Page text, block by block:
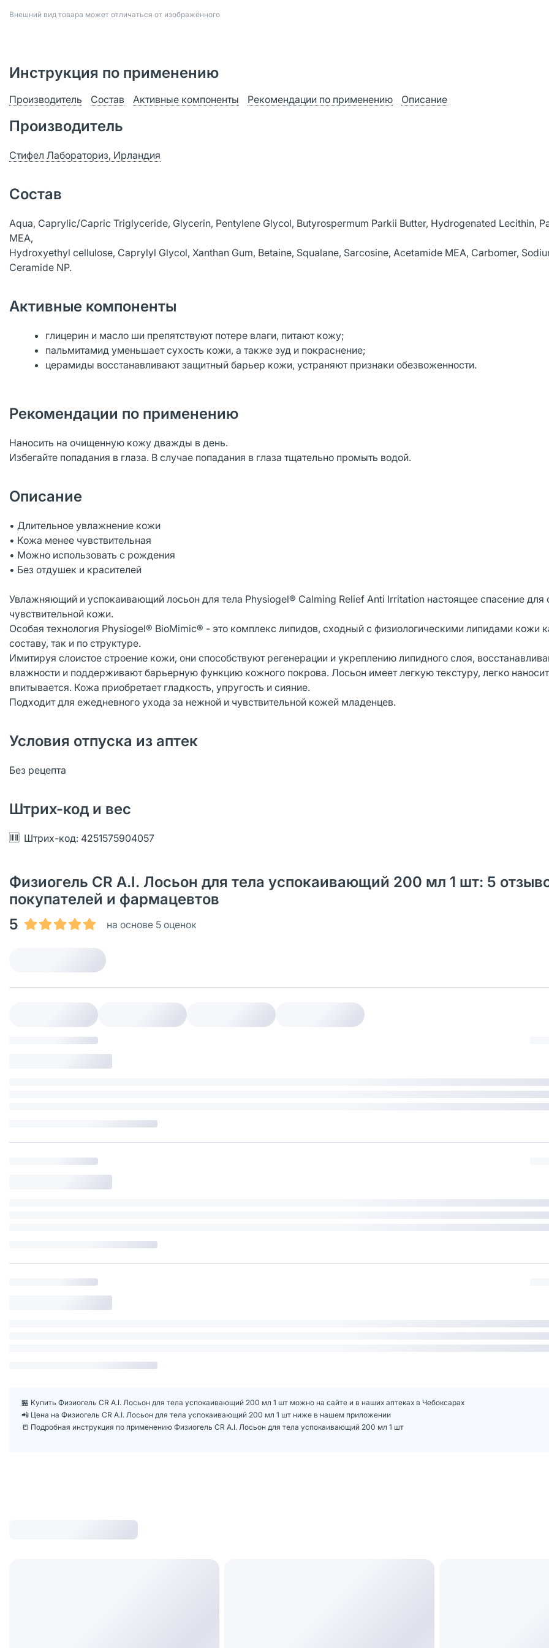
Bнешний вид товара может отличаться от изображённого
Инструкция по применению
Производитель Состав Активные компоненты Рекомендации по применению Описание
Производитель
Стифел Лабораториз, Ирландия
Состав
Aqua, Caprylic/Capric Triglyceride, Glycerin, Pentylene Glycol, Butyrospermum Parkii Butter, Hydrogenated Lecithin,
MEA,
Hydroxyethyl cellulose, Caprylyl Glycol, Xanthan Gum, Betaine, Squalane, Sarcosine, Acetamide MEA, Carbomer,
Ceramide NP.
Активные компоненты
глицерин и масло ши препятствуют потере влаги, питают кожу;
пальмитамид уменьшает сухость кожи, а также зуд и покраснение;
церамиды восстанавливают защитный барьер кожи, устраняют признаки обезвоженности.
Рекомендации по применению
Наносить на очищенную кожу дважды в день.
Избегайте попадания в глаза. В случае попадания в глаза тщательно промыть водой.
Описание
• Длительное увлажнение кожи
• Кожа менее чувствительная
• Можно использовать с рождения
• Без отдушек и красителей
Увлажняющий и успокаивающий лосьон для тела Physiogel® Calming Relief Anti Irritation настоящее спасение для
чувствительной кожи.
Особая технология Physiogel® BioMimic® - это комплекс липидов, сходный с физиологическими липидами кожи
составу, так и по структуре.
Имитируя слоистое строение кожи, они способствуют регенерации и укреплению липидного слоя,
влажности и поддерживают барьерную функцию кожного покрова. Лосьон имеет легкую текстуру, легко
впитывается. Кожа приобретает гладкость, упругость и сияние.
Подходит для ежедневного ухода за нежной и чувствительной кожей младенцев.
Условия отпуска из аптек
Без рецепта
Штрих-код и вес
Штрих-код: 4251575904057
Физиогель CR A.I. Лосьон для тела успокаивающий 200 мл 1 шт: 5
покупателей и фармацевтов
5
на основе 5 оценок
🏪 Купить Физиогель CR A.I. Лосьон для тела успокаивающий 200 мл 1 шт можно на сайте и в наших аптеках в Чебоксарах
📲 Цена на Физиогель CR A.I. Лосьон для тела успокаивающий 200 мл 1 шт ниже в нашем приложении
📒 Подробная инструкция по применению Физиогель CR A.I. Лосьон для тела успокаивающий 200 мл 1 шт